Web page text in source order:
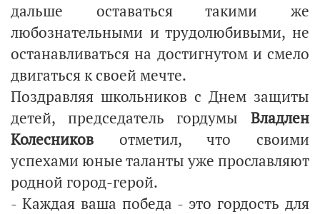
дальше оставаться такими же
любознательными и трудолюбивыми, не
останавливаться на достигнутом и смело
двигаться к своей мечте.
Поздравляя школьников с Днем защиты
детей, председатель гордумы Владлен
Колесников отметил, что своими
успехами юные таланты уже прославляют
родной город-герой.
- Каждая ваша победа - это гордость для